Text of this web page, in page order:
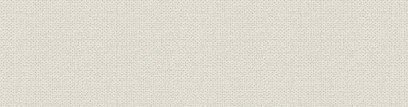
VLSI時代&開発工場へ
システム技術の開発センターへ
海外との提携